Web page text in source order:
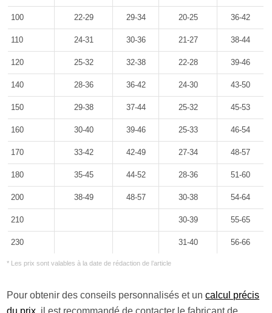
100 22-29 29-34 20-25 36-42
110 24-31 30-36 21-27 38-44
120 25-32 32-38 22-28 39-46
140 28-36 36-42 24-30 43-50
150 29-38 37-44 25-32 45-53
160 30-40 39-46 25-33 46-54
170 33-42 42-49 27-34 48-57
180 35-45 44-52 28-36 51-60
200 38-49 48-57 30-38 54-64
210 30-39 55-65
230 31-40 56-66
* Les prix sont valables à la date de rédaction de l’article
Pour obtenir des conseils personnalisés et uncalcul précis
du prix , il est recommandé de contacter le fabricant de